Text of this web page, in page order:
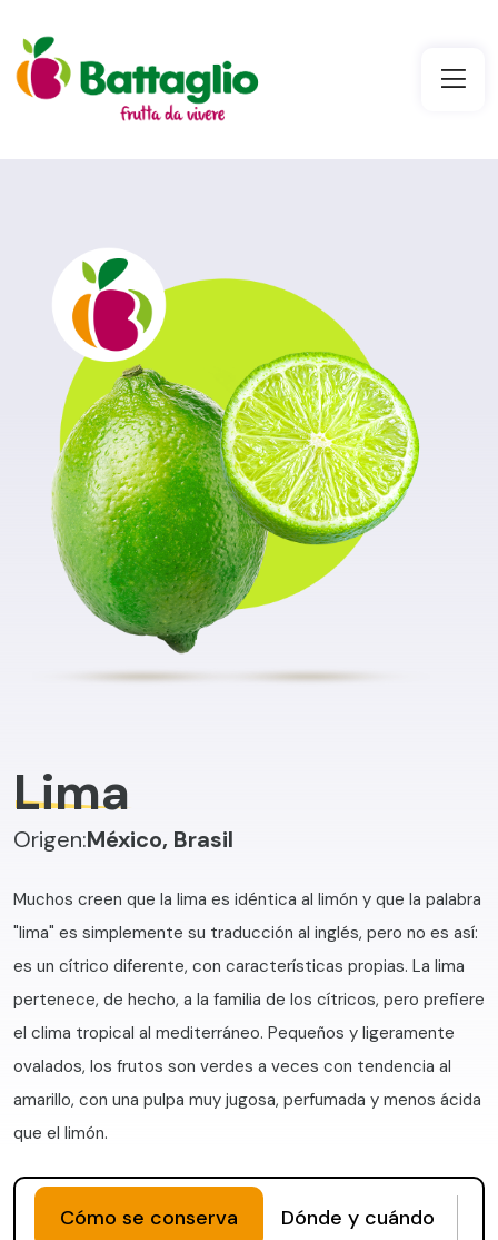
Lima
Origen:México, Brasil
Muchos creen que la lima es idéntica al limón y que la palabra
"lima" es simplemente su traducción al inglés, pero no es así:
es un cítrico diferente, con características propias. La lima
pertenece, de hecho, a la familia de los cítricos, pero prefiere
el clima tropical al mediterráneo. Pequeños y ligeramente
ovalados, los frutos son verdes a veces con tendencia al
amarillo, con una pulpa muy jugosa, perfumada y menos ácida
que el limón.
Cómo se conserva Dónde y cuándo